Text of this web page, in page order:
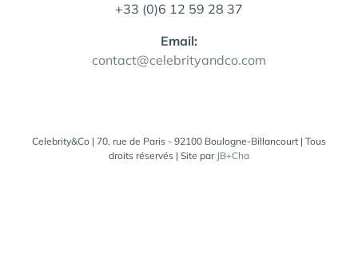
+33 (0)6 12 59 28 37
Email:
contact@celebrityandco.com
Celebrity&Co | 70, rue de Paris - 92100 Boulogne-Billancourt | Tous
droits réservés | Site par JB+Cha